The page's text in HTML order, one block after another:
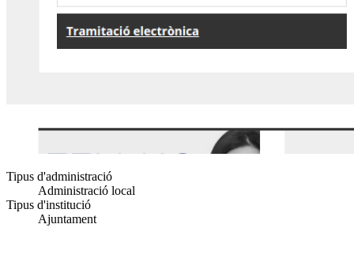
Tipus d'administració
Administració local
Tipus d'institució
Ajuntament